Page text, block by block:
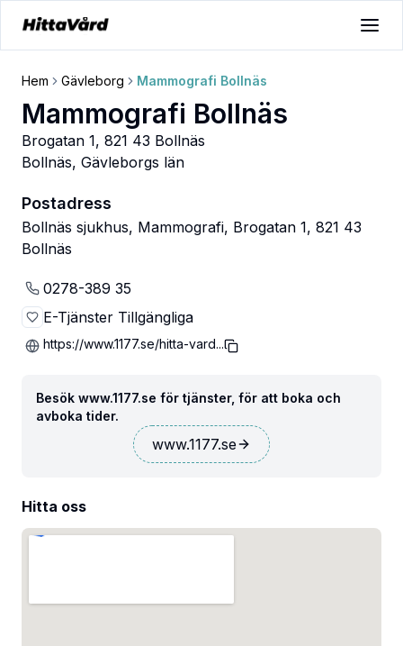
Hem Gävleborg Mammografi Bollnäs
Mammografi Bollnäs
Brogatan 1, 821 43 Bollnäs
Bollnäs, Gävleborgs län
Postadress
Bollnäs sjukhus, Mammografi, Brogatan 1, 821 43
Bollnäs
0278-389 35
E-Tjänster Tillgängliga
https://www.1177.se/hitta-vard...
Besök www.1177.se för tjänster, för att boka och
avboka tider.
www.1177.se
Hitta oss